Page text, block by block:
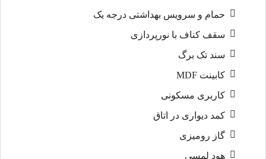
حمام و سرویس بهداشتی درجه یک
سقف کناف با نورپردازی
سند تک برگ
کابینت MDF
کاربری مسکونی
کمد دیواری در اتاق
گاز رومیزی
هود لمسی